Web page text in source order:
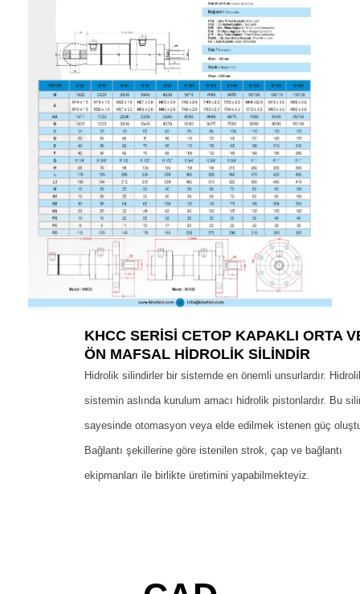
KHCC SERİSİ CETOP KAPAKLI ORTA
ÖN MAFSAL HİDROLİK SİLİNDİR
Hidrolik silindirler bir sistemde en önemli unsurlardır.
sistemin aslında kurulum amacı hidrolik pistonlardır. Bu
sayesinde otomasyon veya elde edilmek istenen güç
Bağlantı şekillerine göre istenilen strok, çap ve bağlantı
ekipmanları ile birlikte üretimini yapabilmekteyiz.